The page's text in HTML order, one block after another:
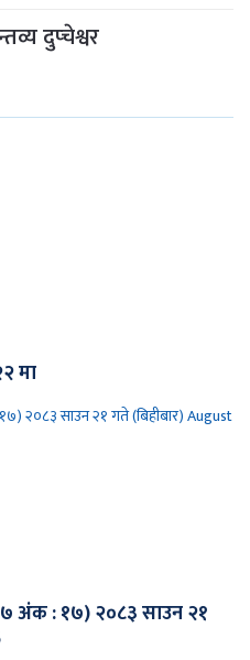
दुप्चेश्वर
मा
२७ अंक : १७) २०८३ साउन २१